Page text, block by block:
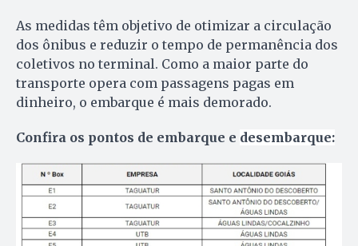
As medidas têm objetivo de otimizar a circulação
dos ônibus e reduzir o tempo de permanência dos
coletivos no terminal. Como a maior parte do
transporte opera com passagens pagas em
dinheiro, o embarque é mais demorado.
Confira os pontos de embarque e desembarque: